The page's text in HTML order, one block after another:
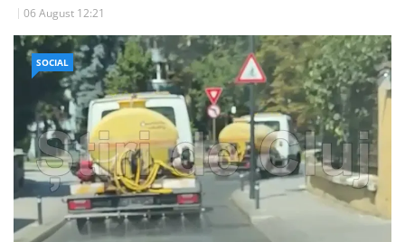
06 August 12:21
SOCIAL